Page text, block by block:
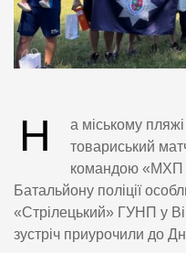
Н
а міському
товариський
командою «МХП
Батальйону поліції
«Стрілецький» ГУНП у
зустріч приурочили до